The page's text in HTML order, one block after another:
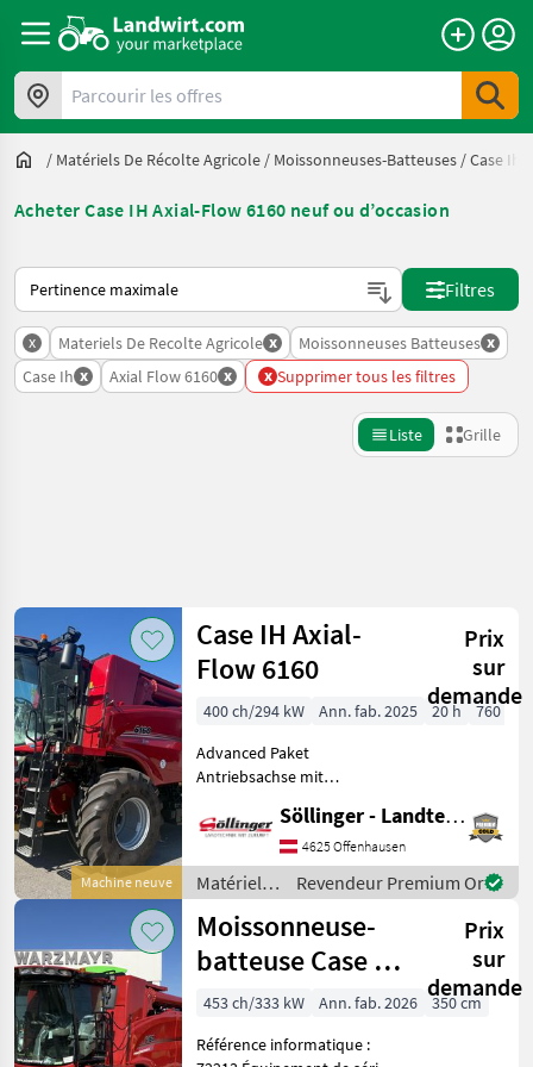
Parcourir les offres
/ Matériels De Récolte Agricole / Moissonneuses-Batteuses /Case Ih
Acheter Case IH Axial-Flow 6160 neuf ou d’occasion
Voici comment les annonces sont triées sur Landwirt.com
Filtres
x Materiels De Recolte Agricole x Moissonneuses Batteuses x
Case Ih x Axial Flow 6160 x x Supprimer tous les filtres
Liste Grille
Catégorie 5 Pays Filtres
CHEMIN
ACTUEL
matériel
agricole
Materiels
De
Recolte
Agricole
Moissonneuses
Batteuses
Case
Ih
Axial
Flow
6160
Réinitialiser
Afficher
résultats
Machine neuve
Case IH Axial-
Flow 6160
Prix
sur
demande
400 ch/294 kW Ann. fab. 2025 20 h
760 cm
Advanced Paket
Antriebsachse mit
Differentialsperre
IF800/65R32 und 480/80R26
Kamerabausatz automat.
drehbare
Anhängevorrichtung
Kühlbox Radio Blu
Söllinger - Landtechnik GmbH
4625 Offenhausen
Matériels
de récolte
agricole /
Case IH
Revendeur Premium Or
Moissonneuse-
batteuse Case IH
6160 Axial Flow
Prix
sur
demande
453 ch/333 kW Ann. fab. 2026
350 cm
Référence informatique :